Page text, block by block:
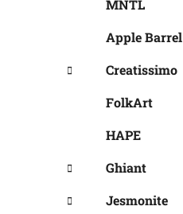
MNTL
Apple Barrel
Creatissimo
FolkArt
HAPE
Ghiant
Jesmonite